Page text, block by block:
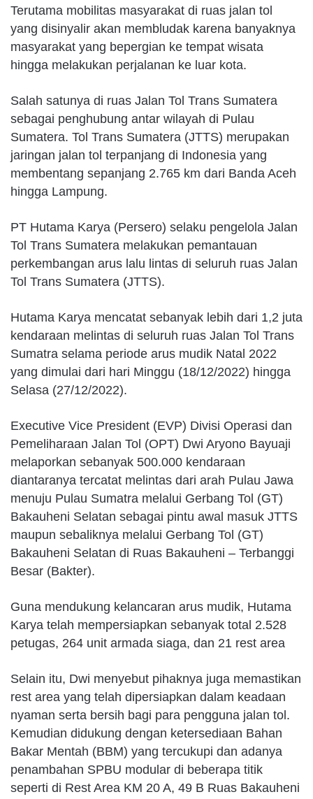
Terutama mobilitas masyarakat di ruas jalan tol
yang disinyalir akan membludak karena banyaknya
masyarakat yang bepergian ke tempat wisata
hingga melakukan perjalanan ke luar kota.
Salah satunya di ruas Jalan Tol Trans Sumatera
sebagai penghubung antar wilayah di Pulau
Sumatera. Tol Trans Sumatera (JTTS) merupakan
jaringan jalan tol terpanjang di Indonesia yang
membentang sepanjang 2.765 km dari Banda Aceh
hingga Lampung.
PT Hutama Karya (Persero) selaku pengelola Jalan
Tol Trans Sumatera melakukan pemantauan
perkembangan arus lalu lintas di seluruh ruas Jalan
Tol Trans Sumatera (JTTS).
Hutama Karya mencatat sebanyak lebih dari 1,2 juta
kendaraan melintas di seluruh ruas Jalan Tol Trans
Sumatra selama periode arus mudik Natal 2022
yang dimulai dari hari Minggu (18/12/2022) hingga
Selasa (27/12/2022).
Executive Vice President (EVP) Divisi Operasi dan
Pemeliharaan Jalan Tol (OPT) Dwi Aryono Bayuaji
melaporkan sebanyak 500.000 kendaraan
diantaranya tercatat melintas dari arah Pulau Jawa
menuju Pulau Sumatra melalui Gerbang Tol (GT)
Bakauheni Selatan sebagai pintu awal masuk JTTS
maupun sebaliknya melalui Gerbang Tol (GT)
Bakauheni Selatan di Ruas Bakauheni – Terbanggi
Besar (Bakter).
Guna mendukung kelancaran arus mudik, Hutama
Karya telah mempersiapkan sebanyak total 2.528
petugas, 264 unit armada siaga, dan 21 rest area
Selain itu, Dwi menyebut pihaknya juga memastikan
rest area yang telah dipersiapkan dalam keadaan
nyaman serta bersih bagi para pengguna jalan tol.
Kemudian didukung dengan ketersediaan Bahan
Bakar Mentah (BBM) yang tercukupi dan adanya
penambahan SPBU modular di beberapa titik
seperti di Rest Area KM 20 A, 49 B Ruas Bakauheni